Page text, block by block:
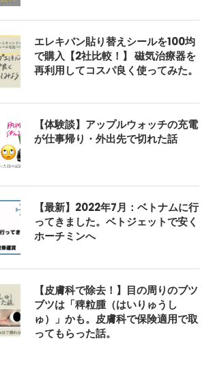
エレキバン貼り替えシールを100均
で購入【2社比較！】 磁気治療器を
再利用してコスパ良く使ってみた。
【体験談】アップルウォッチの充電
が仕事帰り・外出先で切れた話
【最新】2022年7月：ベトナムに行
ってきました。ベトジェットで安く
ホーチミンへ
【皮膚科で除去！】目の周りのブツ
ブツは「稗粒腫（はいりゅうし
ゅ）」かも。皮膚科で保険適用で取
ってもらった話。